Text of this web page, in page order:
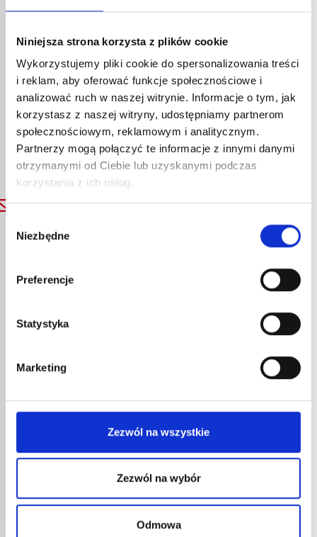
Niniejsza strona korzysta z plików cookie
Wykorzystujemy pliki cookie do spersonalizowania treści
i reklam, aby oferować funkcje społecznościowe i
analizować ruch w naszej witrynie. Informacje o tym, jak
korzystasz z naszej witryny, udostępniamy partnerom
społecznościowym, reklamowym i analitycznym.
Partnerzy mogą połączyć te informacje z innymi danymi
otrzymanymi od Ciebie lub uzyskanymi podczas
korzystania z ich usług.
zgody
Niezbędne
Preferencje
Statystyka
Marketing
Zezwól na wszystkie
Zezwól na wybór
Odmowa
pracownikiem w dłuższej
perspektywie, staraliśmy
się promować autonomię i
wzmocnienie pozycji
każdego z mężczyzn i
kobiet, którzy tworzą
"Hamy Ralison, nasz
oraz ja, o ile tylko
z firmą Guilbert
wspólnym
sukcesem."
Guilbert
candidature@express.fr